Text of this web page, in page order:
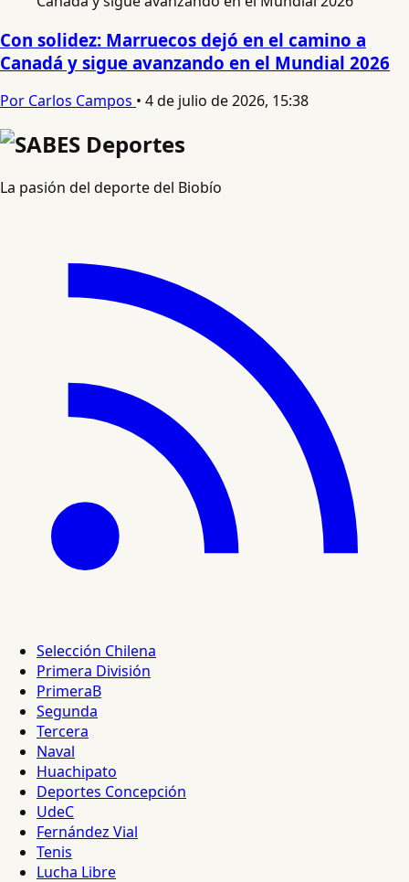
Con solidez: Marruecos dejó en el camino a
Canadá y sigue avanzando en el Mundial 2026
Por Carlos Campos • 4 de julio de 2026, 15:38
La pasión del deporte del Biobío
Selección Chilena
Primera División
PrimeraB
Segunda
Tercera
Naval
Huachipato
Deportes Concepción
UdeC
Fernández Vial
Tenis
Lucha Libre